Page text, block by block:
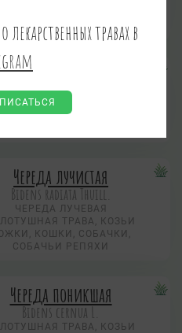
Портулак огородный
Portulaca oleracea L.
БУТЕРЛАК, СОСОНКА
Череда лучистая
Bidens radiata Thuill.
ЧЕРЕДА ЛУЧЕВАЯ
ТРАВА, КОЗЬИ
КОШКИ, СОБАЧКИ,
СОБАЧЬИ РЕПЯХИ
Череда поникшая
Bidens cernua L.
ТРАВА, КОЗЬИ
травах в